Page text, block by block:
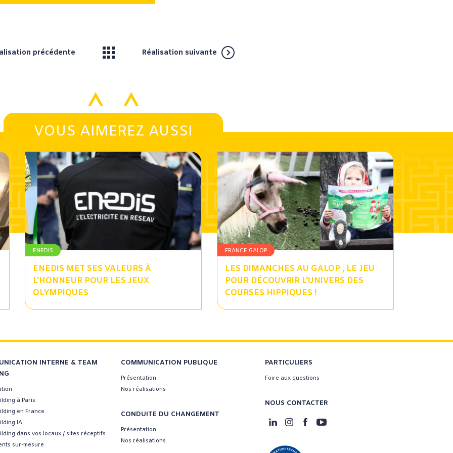
précédente Réalisation suivante
VOUS AIMEREZ AUSSI
ENEDIS
ENEDIS MET SES VALEURS À
L'HONNEUR POUR LES JEUX
OLYMPIQUES
FRANCE GALOP
LES DIMANCHES AU GALOP , LE JEU
POUR DÉCOUVRIR L'UNIVERS DES
COURSES HIPPIQUES !
INTERNE & TEAM
à Paris
en France
IA
dans vos locaux / sites réceptifs
sur-mesure
COMMUNICATION PUBLIQUE
Présentation
Nos réalisations
CONDUITE DU CHANGEMENT
Présentation
Nos réalisations
PARTICULIERS
Foire aux questions
NOUS CONTACTER